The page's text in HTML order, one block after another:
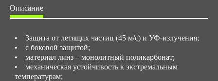
Описание
• Защита от летящих частиц (45 м/с) и УФ-излучения;
• с боковой защитой;
• материал линз – монолитный поликарбонат;
• механическая устойчивость к экстремальным
температурам;